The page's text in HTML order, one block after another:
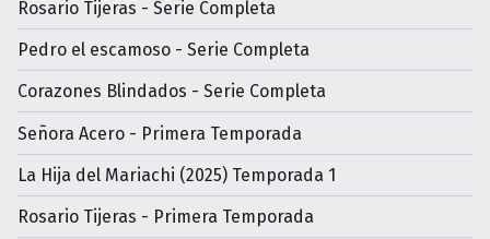
Rosario Tijeras - Serie Completa
Pedro el escamoso - Serie Completa
Corazones Blindados - Serie Completa
Señora Acero - Primera Temporada
La Hija del Mariachi (2025) Temporada 1
Rosario Tijeras - Primera Temporada